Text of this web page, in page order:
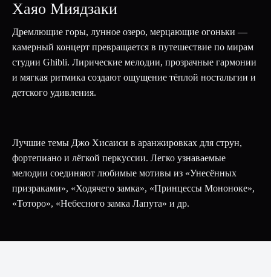
Хаяо Миядзаки
Дремлющие горы, лунное озеро, мерцающие огоньки —
камерный концерт превращается в путешествие по мирам
студии Ghibli. Лирические мелодии, прозрачные гармонии
и мягкая ритмика создают ощущение тёплой ностальгии и
детского удивления.
Лучшие темы Джо Хисаиси в аранжировках для струн,
фортепиано и лёгкой перкуссии. Легко узнаваемые
мелодии соединяют любимые мотивы из «Унесённых
призраками», «Ходячего замка», «Принцессы Мононоке»,
«Тоторо», «Небесного замка Лапута» и др.